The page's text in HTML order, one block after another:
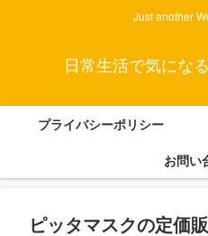
Just another
日常生活で気にな
プライバシーポリシー
お問い
ピッタマスクの定価